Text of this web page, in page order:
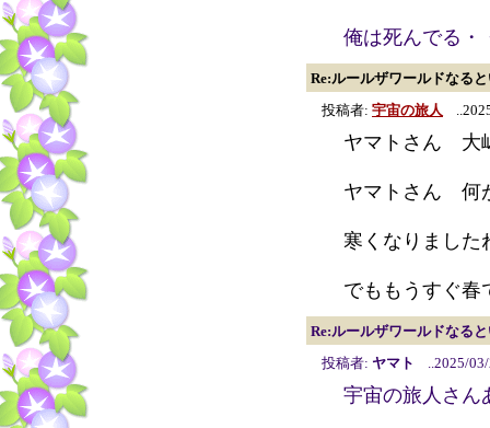
俺は死んでる・
Re:ルールザワールドなる
投稿者: 宇宙の旅人
ヤマトさん 大
ヤマトさん 何
寒くなりました
でももうすぐ春
Re:ルールザワールドなる
投稿者: ヤマト ..2025/03/
宇宙の旅人さん